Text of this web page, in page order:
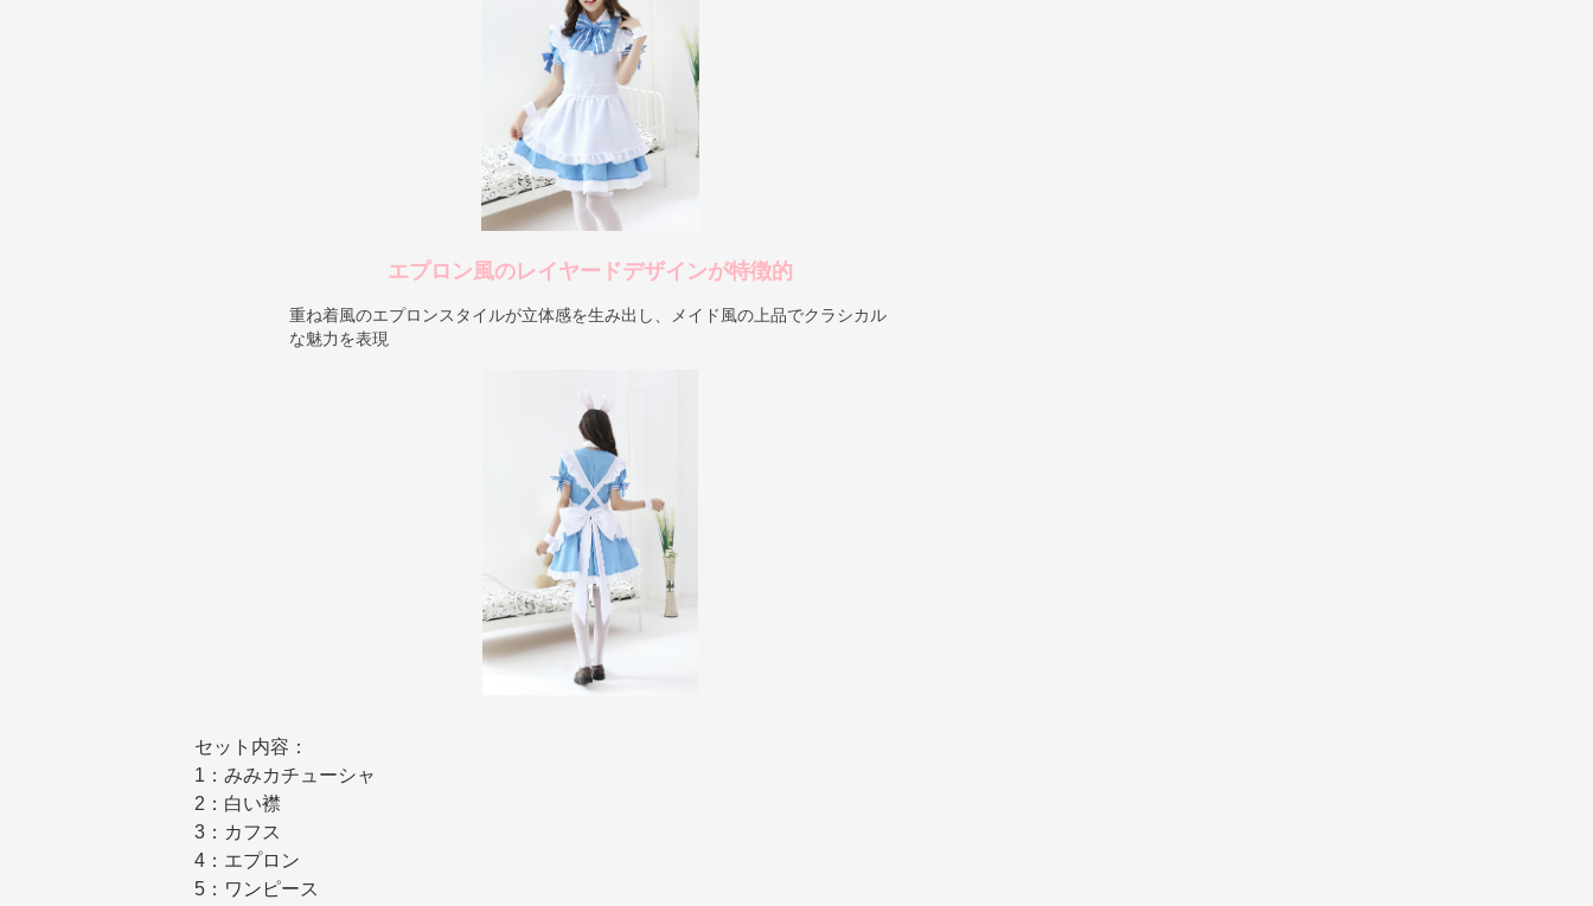
エプロン風のレイヤードデザインが特徴的
重ね着風のエプロンスタイルが立体感を生み出し、メイド風の上品でクラシカル
な魅力を表現
セット内容：
1：みみカチューシャ
2：白い襟
3：カフス
4：エプロン
5：ワンピース